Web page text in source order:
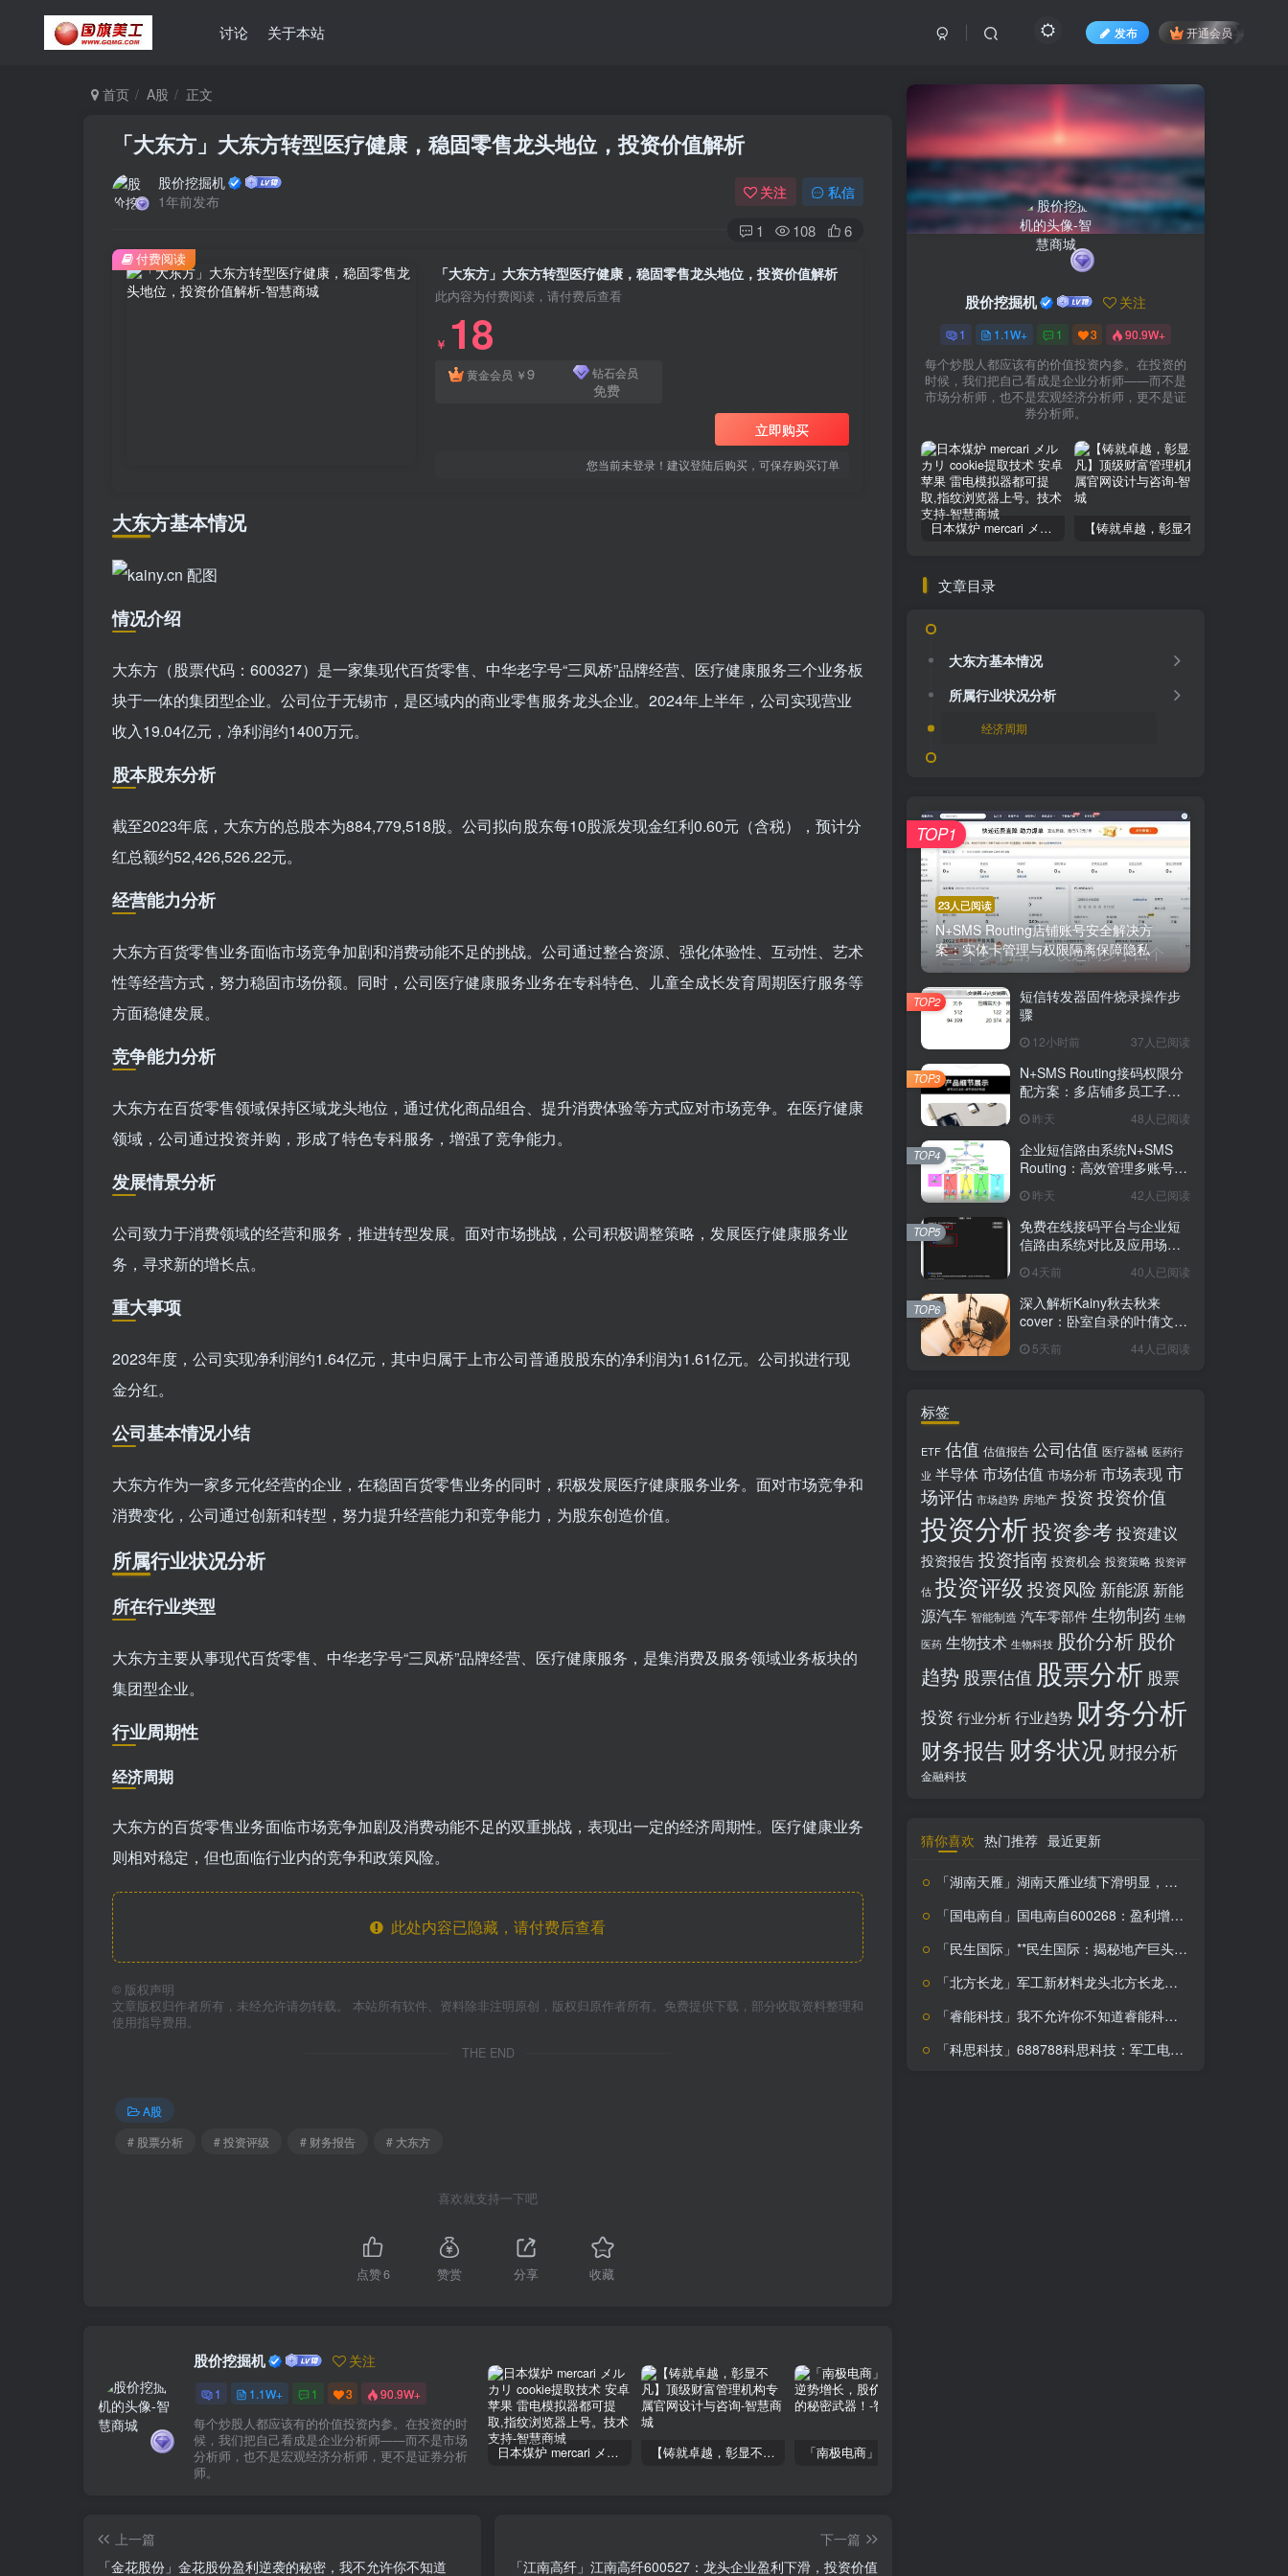
讨论 关于本站 发布 开通会员
首页 A股 正文
「大东方」大东方转型医疗健康，稳固零售龙头地位，投资价值解析
股价挖掘机
1年前发布
关注 私信
1 108 6
「大东方」大东方转型医疗健康，稳固零售龙头地位，投资价值解析
此内容为付费阅读，请付费后查看
￥ 18
黄金会员 ￥9 钻石会员
免费
立即购买
您当前未登录！建议登陆后购买，可保存购买订单
付费阅读
大东方基本情况
情况介绍
大东方（股票代码：600327）是一家集现代百货零售、中华老字号“三凤桥”品牌经营、医疗健康服务三个业务板
块于一体的集团型企业。公司位于无锡市，是区域内的商业零售服务龙头企业。2024年上半年，公司实现营业
收入19.04亿元，净利润约1400万元。
股本股东分析
截至2023年底，大东方的总股本为884,779,518股。公司拟向股东每10股派发现金红利0.60元（含税），预计分
红总额约52,426,526.22元。
经营能力分析
大东方百货零售业务面临市场竞争加剧和消费动能不足的挑战。公司通过整合资源、强化体验性、互动性、艺术
性等经营方式，努力稳固市场份额。同时，公司医疗健康服务业务在专科特色、儿童全成长发育周期医疗服务等
方面稳健发展。
竞争能力分析
大东方在百货零售领域保持区域龙头地位，通过优化商品组合、提升消费体验等方式应对市场竞争。在医疗健康
领域，公司通过投资并购，形成了特色专科服务，增强了竞争能力。
发展情景分析
公司致力于消费领域的经营和服务，推进转型发展。面对市场挑战，公司积极调整策略，发展医疗健康服务业
务，寻求新的增长点。
重大事项
2023年度，公司实现净利润约1.64亿元，其中归属于上市公司普通股股东的净利润为1.61亿元。公司拟进行现
金分红。
公司基本情况小结
大东方作为一家多元化经营的企业，在稳固百货零售业务的同时，积极发展医疗健康服务业务。面对市场竞争和
消费变化，公司通过创新和转型，努力提升经营能力和竞争能力，为股东创造价值。
所属行业状况分析
所在行业类型
大东方主要从事现代百货零售、中华老字号“三凤桥”品牌经营、医疗健康服务，是集消费及服务领域业务板块的
集团型企业。
行业周期性
经济周期
大东方的百货零售业务面临市场竞争加剧及消费动能不足的双重挑战，表现出一定的经济周期性。医疗健康业务
则相对稳定，但也面临行业内的竞争和政策风险。
此处内容已隐藏，请付费后查看
© 版权声明
文章版权归作者所有，未经允许请勿转载。 本站所有软件、资料除非注明原创，版权归原作者所有。免费提供下载，部分收取资料整理和
使用指导费用。
THE END
A股
# 股票分析
# 投资评级 # 财务报告 # 大东方
喜欢就支持一下吧
点赞6 赞赏 分享 收藏
股价挖掘机 关注
1 1.1W+ 1 3 90.9W+
每个炒股人都应该有的价值投资内参。在投资的时
候，我们把自己看成是企业分析师——而不是市场
分析师，也不是宏观经济分析师，更不是证券分析
师。
日本煤炉 mercari メルカリ cookie提取技术 安卓 苹果 雷电模拟器都可提取,指纹浏览器上号。技术支持 【铸就卓越，彰显不凡】顶级财富管理机构专属官网设计与咨询
上一篇
「金花股份」金花股份盈利逆袭的秘密，我不允许你不知道
下一篇
「江南高纤」江南高纤600527：龙头企业盈利下滑，投资价值
股价挖掘机 关注
1 1.1W+ 1 3 90.9W+
每个炒股人都应该有的价值投资内参。在投资的
时候，我们把自己看成是企业分析师——而不是
市场分析师，也不是宏观经济分析师，更不是证
券分析师。
日本煤炉 mercari メルカリ cookie提取技术 安卓 苹果 雷电模拟器都可提取,指纹浏览器上号。技术支持
文章目录
大东方基本情况
所属行业状况分析
经济周期
23人已阅读
N+SMS Routing店铺账号安全解决方
案：实体卡管理与权限隔离保障隐私
TOP1
短信转发器固件烧录操作步
骤
12小时前 37人已阅读
TOP2
N+SMS Routing接码权限分
配方案：多店铺多员工子账
昨天 48人已阅读
TOP3
企业短信路由系统N+SMS
Routing：高效管理多账号验
昨天 42人已阅读
TOP4
免费在线接码平台与企业短
信路由系统对比及应用场景
4天前 40人已阅读
TOP5
深入解析Kainy秋去秋来
cover：卧室自录的叶倩文经
5天前 44人已阅读
TOP6
标签
ETF 估值 估值报告 公司估值 医疗器械 医药行
业 半导体市场估值 市场分析 市场表现市
场评估 市场趋势 房地产 投资 投资价值
投资分析投资参考 投资建议
投资报告 投资指南 投资机会 投资策略 投资评
估 投资评级 投资风险 新能源 新能
源汽车 智能制造 汽车零部件 生物制药 生物
医药 生物技术 生物科技 股价分析 股价
趋势 股票估值 股票分析 股票
投资 行业分析 行业趋势 财务分析
财务报告 财务状况财报分析
金融科技
猜你喜欢 热门推荐 最近更新
「湖南天雁」湖南天雁业绩下滑明显，控股变更在即，投资需谨慎！
「国电南自」国电南自600268：盈利增长37.97%-64.85%，电力自动化领航者投资价值解析
「民生国际」**民生国际：揭秘地产巨头背后的投资密码**
「北方长龙」军工新材料龙头北方长龙，盈利下滑背后的成长潜力解析
「睿能科技」我不允许你不知道睿能科技这隐藏的搞钱神器
「科思科技」688788科思科技：军工电子潜力股，盈利能力待提升，投资需谨慎